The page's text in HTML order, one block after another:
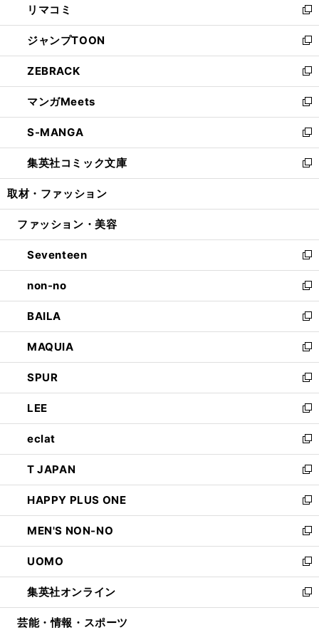
で
開
く
ド
ウ
で
開
く
ィ
ン
ド
ウ
で
開
く
い
ウ
ィ
ン
ド
ウ
で
開
く
リマコミ
新
し
い
ウ
ィ
ン
ド
ウ
で
開
く
ジャンプTOON
新
し
い
ウ
ィ
ン
ド
ウ
で
開
ZEBRACK
新
し
い
ウ
ィ
ン
ド
ウ
開
マンガMeets
新
し
い
ウ
ィ
ン
ウ
開
く
S-MANGA
新
し
い
ウ
ン
ウ
で
開
く
集英社コミック文庫
新
し
ウ
ン
ド
ウ
で
開
く
取材・ファッション
ファッション・美容
Seventeen
新
し
い
ウ
ィ
ン
ド
ウ
で
開
く
non-no
新
し
い
ウ
ィ
ン
ド
ウ
で
開
く
BAILA
新
し
い
ウ
ィ
ン
ド
ウ
で
開
く
MAQUIA
新
し
い
ウ
ィ
ン
ド
ウ
で
開
く
SPUR
新
し
い
ウ
ィ
ン
ド
ウ
で
開
く
LEE
新
し
い
ウ
ィ
ン
ド
ウ
で
開
く
eclat
新
し
い
ウ
ィ
ン
ド
ウ
で
開
く
T JAPAN
新
し
い
ウ
ィ
ン
ド
ウ
で
開
HAPPY PLUS ONE
新
し
い
ウ
ィ
ン
ド
ウ
MEN'S NON-NO
新
し
い
ウ
ィ
ン
UOMO
新
し
い
ウ
集英社オンライン
新
し
芸能・情報・スポーツ